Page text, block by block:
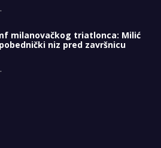
milanovačkog triatlonca: Milić
niz pred završnicu